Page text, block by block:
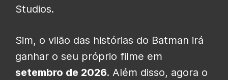
Studios.
Sim, o vilão das histórias do Batman irá
ganhar o seu próprio filme em
setembro de 2026. Além disso, agora o